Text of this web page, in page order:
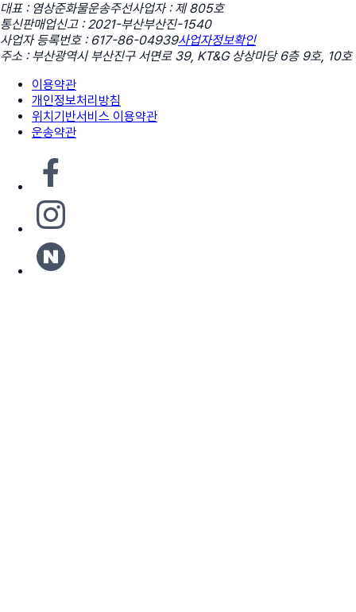
대표 : 염상준화물운송주선사업자 : 제 805호
통신판매업신고 : 2021-부산부산진-1540
사업자 등록번호 : 617-86-04939사업자정보확인
주소 : 부산광역시 부산진구 서면로 39, KT&G 상상마당 6층 9호, 10호
이용약관
개인정보처리방침
위치기반서비스 이용약관
운송약관